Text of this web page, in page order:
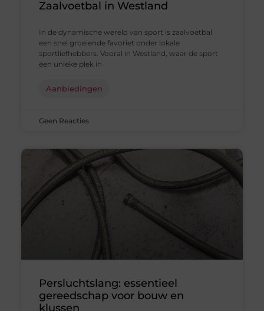
Zaalvoetbal in Westland
In de dynamische wereld van sport is zaalvoetbal
een snel groeiende favoriet onder lokale
sportliefhebbers. Vooral in Westland, waar de sport
een unieke plek in
Aanbiedingen
Geen Reacties
Persluchtslang: essentieel
gereedschap voor bouw en
klussen